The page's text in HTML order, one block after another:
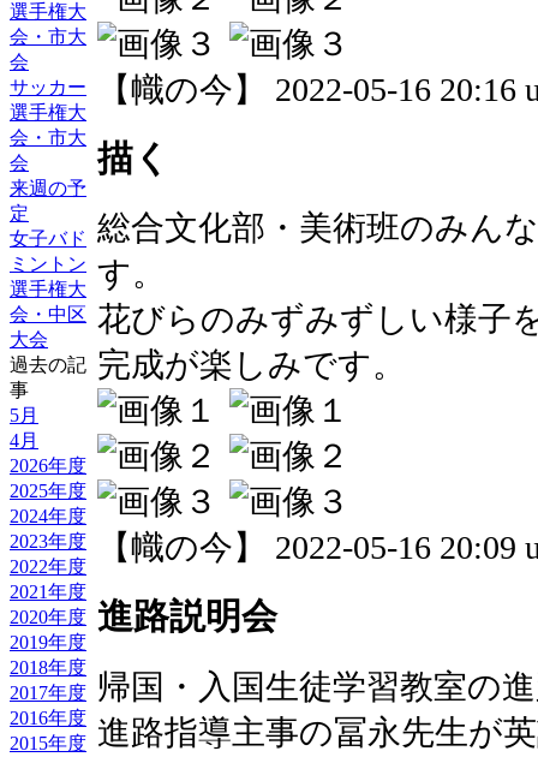
選手権大
会・市大
会
サッカー
選手権大
会・市大
会
来週の予
定
女子バド
ミントン
選手権大
会・中区
大会
過去の記
事
5月
4月
2026年度
2025年度
2024年度
2023年度
2022年度
2021年度
2020年度
2019年度
2018年度
2017年度
2016年度
2015年度
【幟の今】 2022-05-16 20:16
描く
総合文化部・美術班のみん
す。
花びらのみずみずしい様子
完成が楽しみです。
【幟の今】 2022-05-16 20:09
進路説明会
帰国・入国生徒学習教室の
進路指導主事の冨永先生が